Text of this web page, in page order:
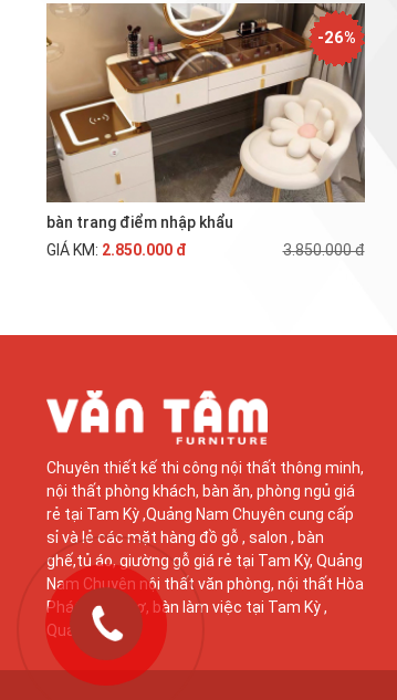
bàn trang điểm nhập khẩu
GIÁ KM: 2.850.000 đ 3.850.000 đ
-26%
Chuyên thiết kế thi công nội thất thông minh,
nội thất phòng khách, bàn ăn, phòng ngủ giá
rẻ tại Tam Kỳ ,Quảng Nam Chuyên cung cấp
sỉ và lẻ các mặt hàng đồ gỗ , salon , bàn
ghế,tủ áo, giường gỗ giá rẻ tại Tam Kỳ, Quảng
Nam Chuyên nội thất văn phòng, nội thất Hòa
Phát, tủ hồ sơ, bàn làm việc tại Tam Kỳ ,
Quảng Nam